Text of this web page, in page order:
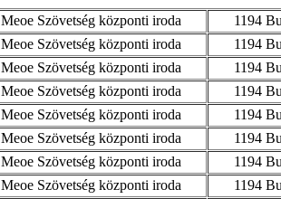
Meoe Szövetség központi iroda
1194
Meoe Szövetség központi iroda
1194
Meoe Szövetség központi iroda
1194
Meoe Szövetség központi iroda
1194
Meoe Szövetség központi iroda
1194
Meoe Szövetség központi iroda
1194
Meoe Szövetség központi iroda
1194
Meoe Szövetség központi iroda
1194